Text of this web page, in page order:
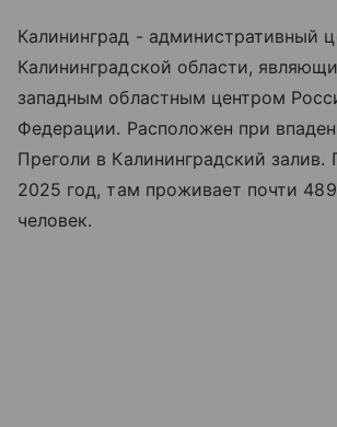
Калининград - административный
Калининградской области,
западным областным центром
Федерации. Расположен при
Преголи в Калининградский
2025 год, там проживает почти
человек.